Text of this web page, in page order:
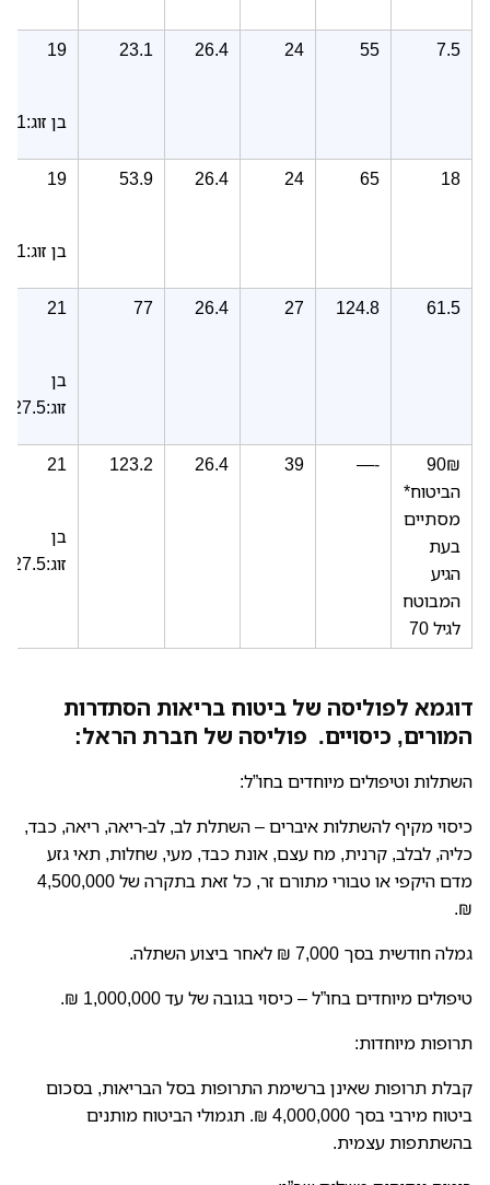
19
בן זוג:21
23.1 26.4 24 55 7.5
19
בן זוג:21
53.9 26.4 24 65 18
21
בן
זוג:27.5
77 26.4 27 124.8 61.5
21
בן
זוג:27.5
123.2 26.4 39 —-
90₪
*הביטוח
מסתיים
בעת
הגיע
המבוטח
לגיל 70
דוגמא לפוליסה של ביטוח בריאות הסתדרות
המורים, כיסויים. פוליסה של חברת הראל:
השתלות וטיפולים מיוחדים בחו”ל:
כיסוי מקיף להשתלות איברים – השתלת לב, לב-ריאה, ריאה, כבד,
כליה, לבלב, קרנית, מח עצם, אונת כבד, מעי, שחלות, תאי גזע
מדם היקפי או טבורי מתורם זר, כל זאת בתקרה של 4,500,000
₪.
גמלה חודשית בסך 7,000 ₪ לאחר ביצוע השתלה.
טיפולים מיוחדים בחו”ל – כיסוי בגובה של עד 1,000,000 ₪.
תרופות מיוחדות:
קבלת תרופות שאינן ברשימת התרופות בסל הבריאות, בסכום
ביטוח מירבי בסך 4,000,000 ₪. תגמולי הביטוח מותנים
בהשתתפות עצמית.